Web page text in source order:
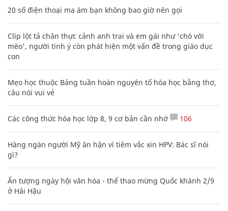
20 số điện thoại ma ám bạn không bao giờ nên gọi
Clip lột tả chân thực cảnh anh trai và em gái như 'chó với
mèo', người tinh ý còn phát hiện một vấn đề trong giáo dục
con
Mẹo học thuộc Bảng tuần hoàn nguyên tố hóa học bằng thơ,
câu nói vui vẻ
Các công thức hóa học lớp 8, 9 cơ bản cần nhớ 106
Hàng ngàn người Mỹ ân hận vì tiêm vắc xin HPV: Bác sĩ nói
gì?
Ấn tượng ngày hội văn hóa - thể thao mừng Quốc khánh 2/9
ở Hải Hậu